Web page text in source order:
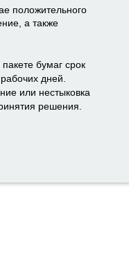
положительного
а также
бумаг срок
дней.
или нестыковка
решения.